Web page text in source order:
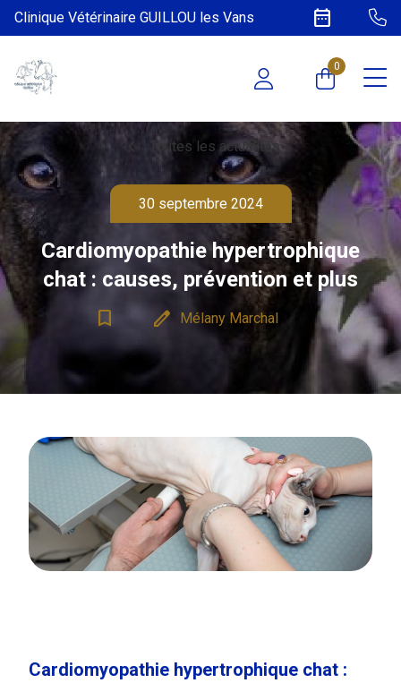
Clinique Vétérinaire GUILLOU les Vans date_range
0
chevron_left Toutes les actualités
30 septembre 2024
Cardiomyopathie hypertrophique
chat : causes, prévention et plus
bookmark_border
edit Mélany Marchal
Cardiomyopathie hypertrophique chat :